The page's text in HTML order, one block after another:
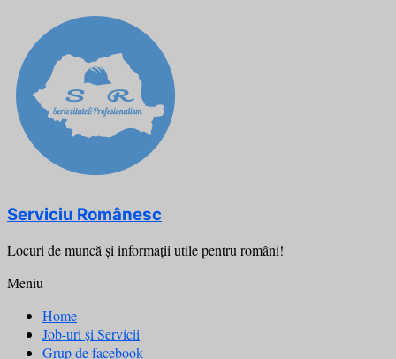
content
Serviciu Românesc
Locuri de muncă şi informații utile pentru români!
Meniu
Home
Job-uri și Servicii
Grup de facebook